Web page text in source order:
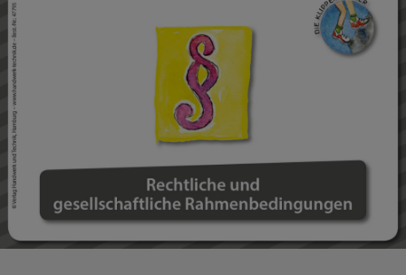
i
o
n